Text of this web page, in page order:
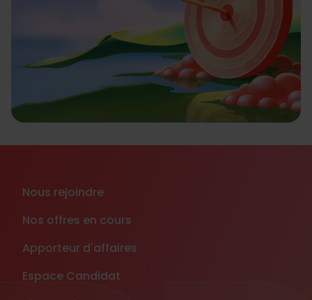
Nous rejoindre
Nos offres en cours
Apporteur d'affaires
Espace Candidat